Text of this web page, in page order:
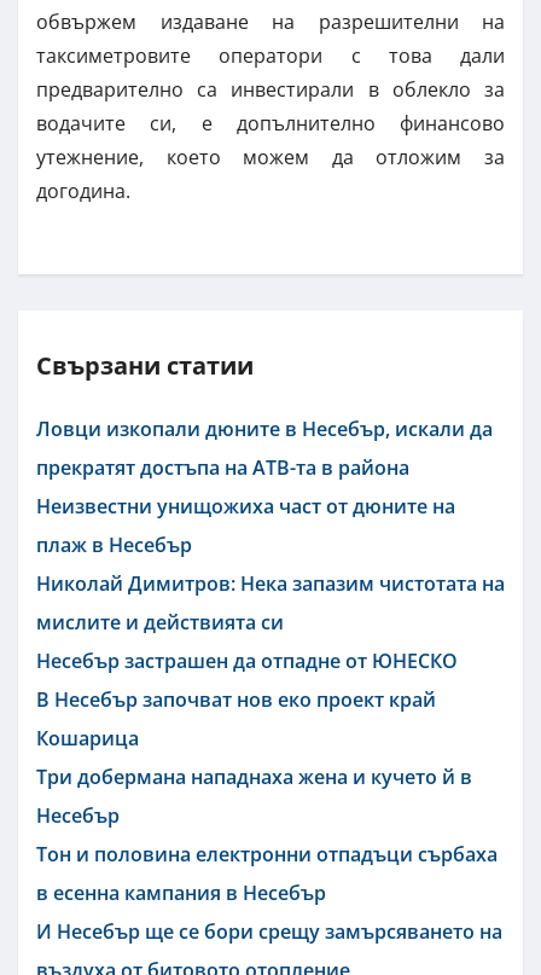
обвържем издаване на разрешителни на
таксиметровите оператори с това дали
предварително са инвестирали в облекло за
водачите си, е допълнително финансово
утежнение, което можем да отложим за
догодина.
Свързани статии
Ловци изкопали дюните в Несебър, искали да
прекратят достъпа на АТВ-та в района
Неизвестни унищожиха част от дюните на
плаж в Несебър
Николай Димитров: Нека запазим чистотата на
мислите и действията си
Несебър застрашен да отпадне от ЮНЕСКО
В Несебър започват нов еко проект край
Кошарица
Три добермана нападнаха жена и кучето й в
Несебър
Тон и половина електронни отпадъци сърбаха
в есенна кампания в Несебър
И Несебър ще се бори срещу замърсяването на